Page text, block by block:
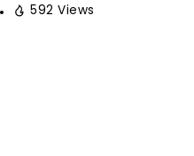
592 Views